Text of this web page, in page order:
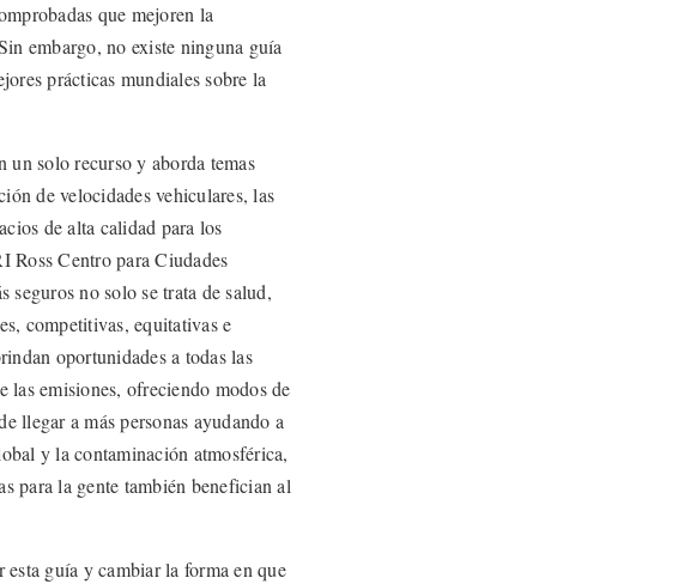
que mejoren la
embargo, no existe ninguna guía
prácticas mundiales sobre la
solo recurso y aborda temas
de velocidades vehiculares, las
de alta calidad para los
Ross Centro para Ciudades
seguros no solo se trata de salud,
competitivas, equitativas e
oportunidades a todas las
las emisiones, ofreciendo modos de
llegar a más personas ayudando a
y la contaminación atmosférica,
para la gente también benefician al
guía y cambiar la forma en que